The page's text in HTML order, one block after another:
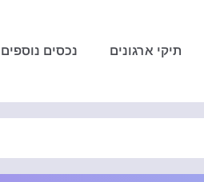
תיקי ארגונים נכסים נוספים